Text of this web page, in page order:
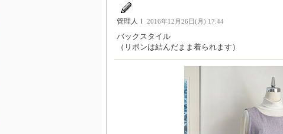
管理人Ｉ 2016年12月26日(月) 17:44
バックスタイル
（リボンは結んだまま着られます）